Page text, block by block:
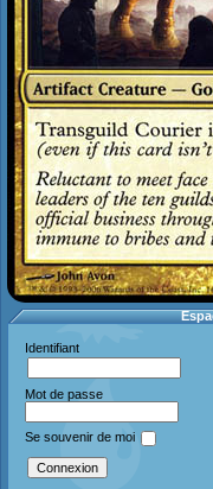
Identifiant
Mot de passe
Se souvenir de moi